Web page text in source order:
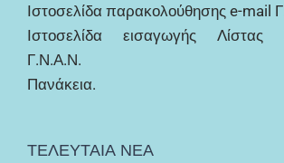
Ιστοσελίδα παρακολούθησης e-mail
Ιστοσελίδα εισαγωγής Λίστας
Γ.Ν.Α.Ν.
Πανάκεια.
ΤΕΛΕΥΤΑΙΑ ΝΕΑ